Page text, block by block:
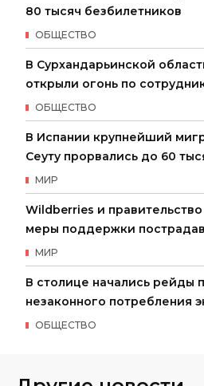
80 тысяч безбилетников
ОБЩЕСТВО
В Сурхандарьинской
открыли огонь по
ОБЩЕСТВО
В Испании крупнейший
Сеуту прорвались до 60
МИР
Wildberries и
меры поддержки
МИР
В столице начались рейды
незаконного потребления
ОБЩЕСТВО